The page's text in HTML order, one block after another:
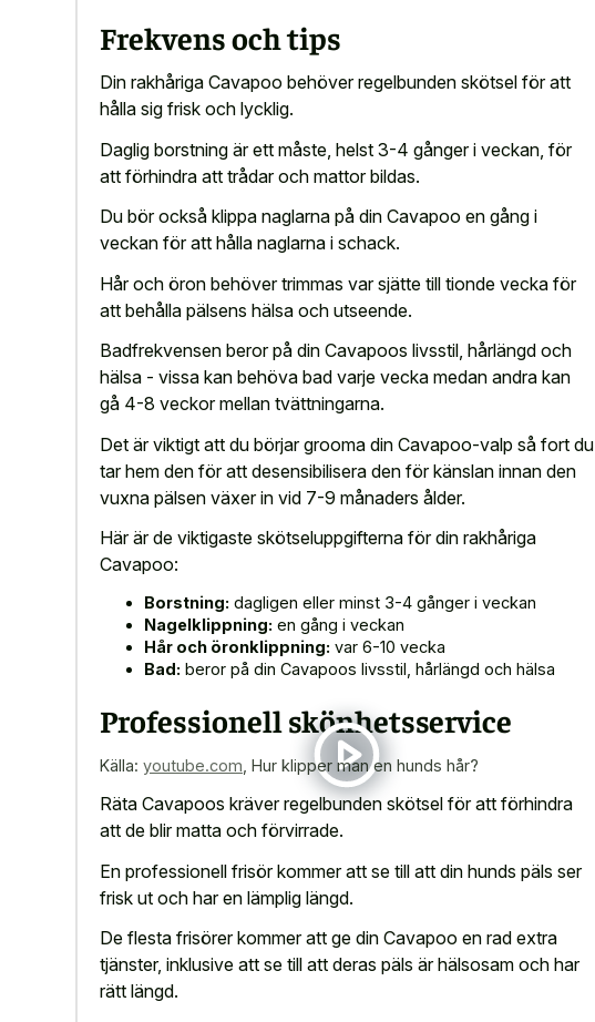
Frekvens och tips
Din rakhåriga Cavapoo behöver regelbunden skötsel för att
hålla sig frisk och lycklig.
Daglig borstning är ett måste, helst 3-4 gånger i veckan, för
att förhindra att trådar och mattor bildas.
Du bör också klippa naglarna på din Cavapoo en gång i
veckan för att hålla naglarna i schack.
Hår och öron behöver trimmas var sjätte till tionde vecka för
att behålla pälsens hälsa och utseende.
Badfrekvensen beror på din Cavapoos livsstil, hårlängd och
hälsa - vissa kan behöva bad varje vecka medan andra kan
gå 4-8 veckor mellan tvättningarna.
Det är viktigt att du börjar grooma din Cavapoo-valp så fort du
tar hem den för att desensibilisera den för känslan innan den
vuxna pälsen växer in vid 7-9 månaders ålder.
Här är de viktigaste skötseluppgifterna för din rakhåriga
Cavapoo:
Borstning: dagligen eller minst 3-4 gånger i veckan
Nagelklippning: en gång i veckan
Hår och öronklippning: var 6-10 vecka
Bad: beror på din Cavapoos livsstil, hårlängd och hälsa
Professionell skönhetsservice
Källa: youtube.com Hur klipper man en hunds hår?
Räta Cavapoos kräver regelbunden skötsel för att förhindra
att de blir matta och förvirrade.
En professionell frisör kommer att se till att din hunds päls ser
frisk ut och har en lämplig längd.
De flesta frisörer kommer att ge din Cavapoo en rad extra
tjänster, inklusive att se till att deras päls är hälsosam och har
rätt längd.